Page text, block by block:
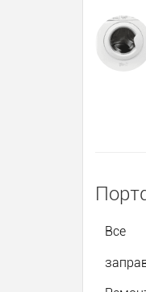
Все